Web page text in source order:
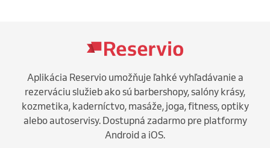
Aplikácia Reservio umožňuje ľahké vyhľadávanie a
rezerváciu služieb ako sú barbershopy, salóny krásy,
kozmetika, kaderníctvo, masáže, joga, fitness, optiky
alebo autoservisy. Dostupná zadarmo pre platformy
Android a iOS.